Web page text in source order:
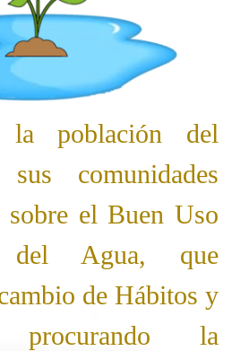
la población del
comunidades
sobre el Buen Uso
Agua, que
de Hábitos y
procurando la